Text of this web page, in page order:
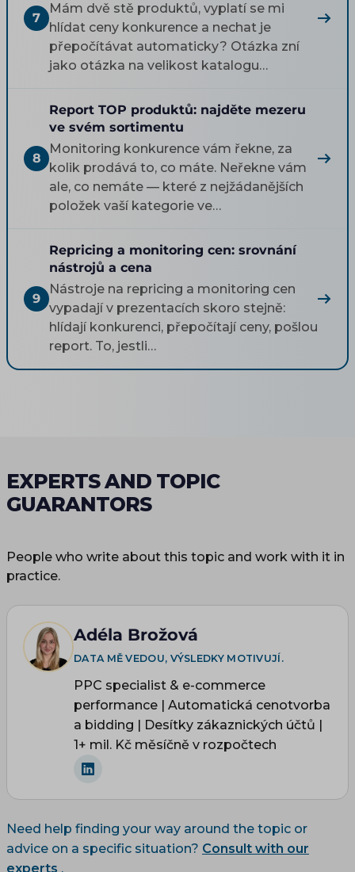
7
Mám dvě stě produktů, vyplatí se mi
hlídat ceny konkurence a nechat je
přepočítávat automaticky? Otázka zní
jako otázka na velikost katalogu…
8
Report TOP produktů: najděte mezeru
ve svém sortimentu
Monitoring konkurence vám řekne, za
kolik prodává to, co máte. Neřekne vám
ale, co nemáte — které z nejžádanějších
položek vaší kategorie ve…
9
Repricing a monitoring cen: srovnání
nástrojů a cena
Nástroje na repricing a monitoring cen
vypadají v prezentacích skoro stejně:
hlídají konkurenci, přepočítají ceny, pošlou
report. To, jestli…
EXPERTS AND TOPIC
GUARANTORS
People who write about this topic and work with it in
practice.
Adéla Brožová
DATA MĚ VEDOU, VÝSLEDKY MOTIVUJÍ.
PPC specialist & e-commerce
performance | Automatická cenotvorba
a bidding | Desítky zákaznických účtů |
1+ mil. Kč měsíčně v rozpočtech
Need help finding your way around the topic or
advice on a specific situation? Consult with our
experts .